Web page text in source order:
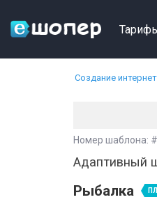
Создание
Номер шаблона:
Адаптивный
Рыбалка